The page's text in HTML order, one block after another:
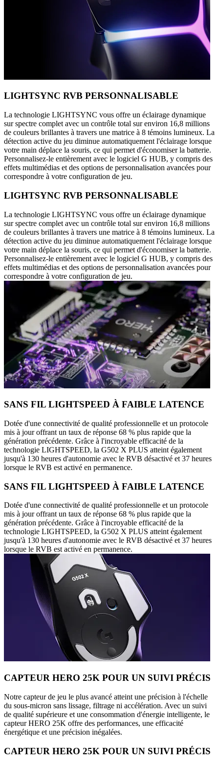
LIGHTSYNC RVB PERSONNALISABLE
La technologie LIGHTSYNC vous offre un éclairage dynamique
sur spectre complet avec un contrôle total sur environ 16,8 millions
de couleurs brillantes à travers une matrice à 8 témoins lumineux. La
détection active du jeu diminue automatiquement l'éclairage lorsque
votre main déplace la souris, ce qui permet d'économiser la batterie.
Personnalisez-le entièrement avec le logiciel G HUB, y compris des
effets multimédias et des options de personnalisation avancées pour
correspondre à votre configuration de jeu.
LIGHTSYNC RVB PERSONNALISABLE
La technologie LIGHTSYNC vous offre un éclairage dynamique
sur spectre complet avec un contrôle total sur environ 16,8 millions
de couleurs brillantes à travers une matrice à 8 témoins lumineux. La
détection active du jeu diminue automatiquement l'éclairage lorsque
votre main déplace la souris, ce qui permet d'économiser la batterie.
Personnalisez-le entièrement avec le logiciel G HUB, y compris des
effets multimédias et des options de personnalisation avancées pour
correspondre à votre configuration de jeu.
SANS FIL LIGHTSPEED À FAIBLE LATENCE
Dotée d'une connectivité de qualité professionnelle et un protocole
mis à jour offrant un taux de réponse 68 % plus rapide que la
génération précédente. Grâce à l'incroyable efficacité de la
technologie LIGHTSPEED, la G502 X PLUS atteint également
jusqu'à 130 heures d'autonomie avec le RVB désactivé et 37 heures
lorsque le RVB est activé en permanence.
SANS FIL LIGHTSPEED À FAIBLE LATENCE
Dotée d'une connectivité de qualité professionnelle et un protocole
mis à jour offrant un taux de réponse 68 % plus rapide que la
génération précédente. Grâce à l'incroyable efficacité de la
technologie LIGHTSPEED, la G502 X PLUS atteint également
jusqu'à 130 heures d'autonomie avec le RVB désactivé et 37 heures
lorsque le RVB est activé en permanence.
CAPTEUR HERO 25K POUR UN SUIVI PRÉCIS
Notre capteur de jeu le plus avancé atteint une précision à l'échelle
du sous-micron sans lissage, filtrage ni accélération. Avec un suivi
de qualité supérieure et une consommation d'énergie intelligente, le
capteur HERO 25K offre des performances, une efficacité
énergétique et une précision inégalées.
CAPTEUR HERO 25K POUR UN SUIVI PRÉCIS